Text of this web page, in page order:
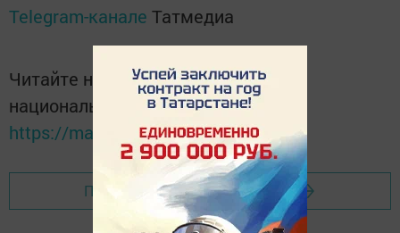
Telegram-канале Татмедиа
Читайте новости Татарстана в
национальном мессенджере MАХ:
https://max.ru/tatmedia
Перейти на страницу новости